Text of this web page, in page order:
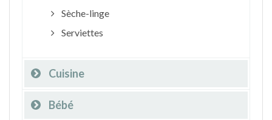
Sèche-linge
Serviettes
Cuisine
Bébé